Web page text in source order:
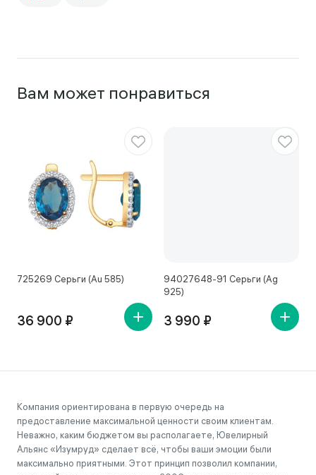
Вам может понравиться
725269 Серьги (Au 585)
36 900 ₽
94027648-91 Серьги (Ag
925)
3 990 ₽
Компания ориентирована в первую очередь на
предоставление максимальной ценности своим клиентам.
Неважно, каким бюджетом вы располагаете, Ювелирный
Альянс «Изумруд» сделает всё, чтобы ваши эмоции были
максимально приятными. Этот принцип позволил компании,